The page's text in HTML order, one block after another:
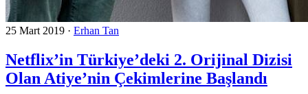
25 Mart 2019 · Erhan Tan
Netflix’in Türkiye’deki 2. Orijinal Dizisi
Olan Atiye’nin Çekimlerine Başlandı